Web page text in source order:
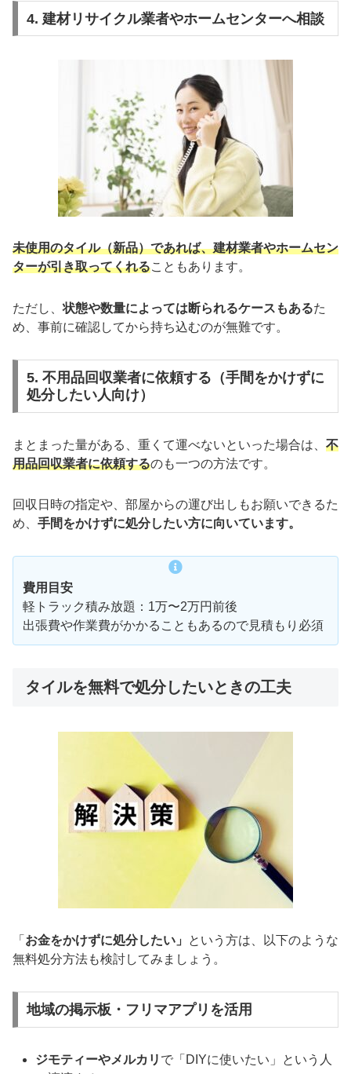
4. 建材リサイクル業者やホームセンターへ相談
未使用のタイル（新品）であれば、建材業者やホームセン
ターが引き取ってくれることもあります。
ただし、状態や数量によっては断られるケースもあるた
め、事前に確認してから持ち込むのが無難です。
5. 不用品回収業者に依頼する（手間をかけずに
処分したい人向け）
まとまった量がある、重くて運べないといった場合は、 不
用品回収業者に依頼するのも一つの方法です。
回収日時の指定や、部屋からの運び出しもお願いできるた
め、 手間をかけずに処分したい方に向いています。
費用目安
軽トラック積み放題：1万〜2万円前後
出張費や作業費がかかることもあるので見積もり必須
タイルを無料で処分したいときの工夫
「 お金をかけずに処分したい」
という方は、以下のような
無料処分方法も検討してみましょう。
地域の掲示板・フリマアプリを活用
ジモティーやメルカリ で「DIYに使いたい」という人